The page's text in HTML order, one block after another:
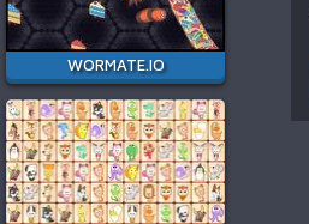
WORMATE.IO